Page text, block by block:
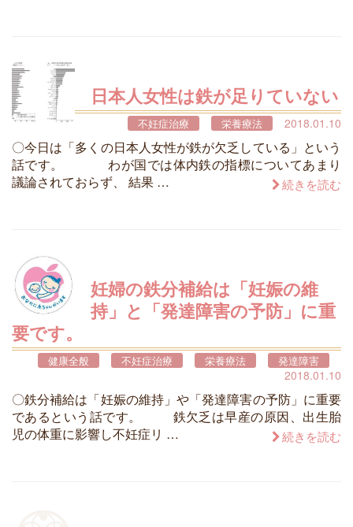
日本人女性は鉄が足りていない
不妊症治療 栄養療法 2018.01.10
〇今日は「多くの日本人女性が鉄が欠乏している」という
話です。 わが国では体内鉄の指標についてあまり
議論されておらず、 結果 …
続きを読む
妊婦の鉄分補給は「妊娠の維
持」と「発達障害の予防」に重
要です。
健康全般 不妊症治療 栄養療法 発達障害
2018.01.10
〇鉄分補給は「妊娠の維持」や「発達障害の予防」に重要
であるという話です。 鉄欠乏は早産の原因、出生胎
児の体重に影響し不妊症リ …
続きを読む